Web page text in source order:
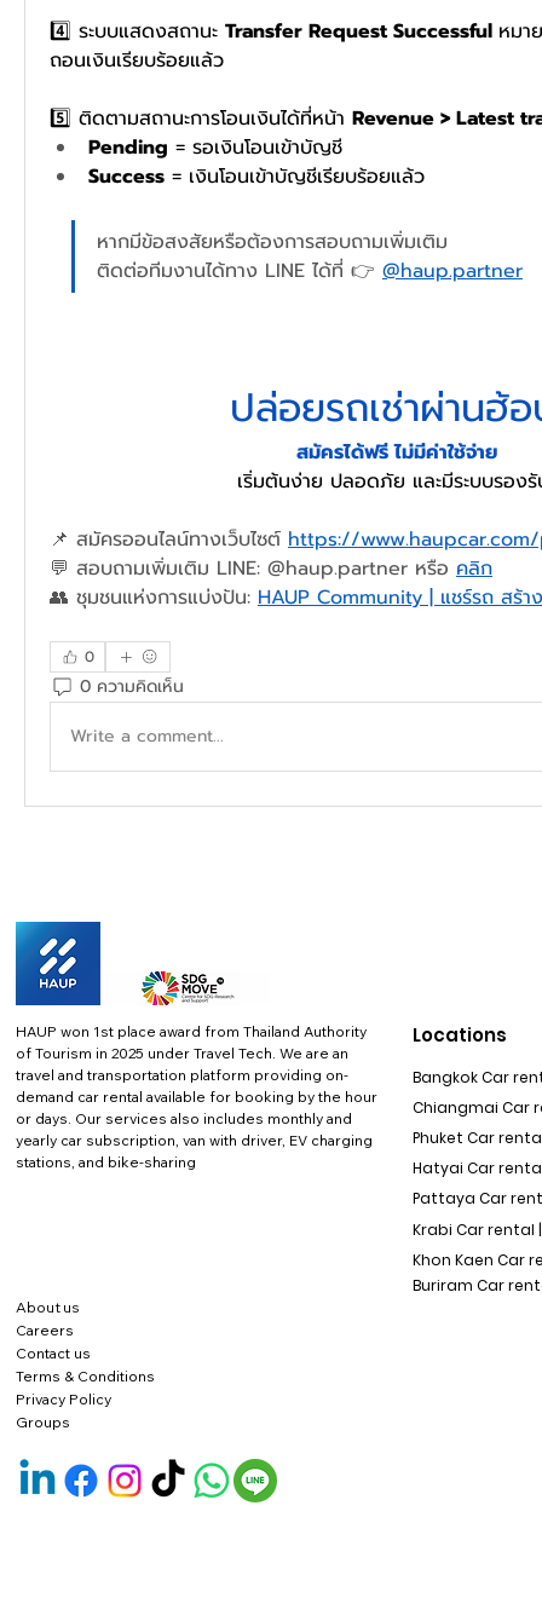
4️⃣ ระบบแสดงสถานะ Transfer Request Successful หมา
ถอนเงินเรียบร้อยแล้ว
5️⃣ ติดตามสถานะการโอนเงินได้ที่หน้า Revenue > Latest
Pending = รอเงินโอนเข้าบัญชี
Success = เงินโอนเข้าบัญชีเรียบร้อยแล้ว
หากมีข้อสงสัยหรือต้องการสอบถามเพิ่มเติม
ติดต่อทีมงานได้ทาง LINE ได้ที่ 👉 @haup.partner
ปล่อยรถเช่าผ่านฮ้
สมัครได้ฟรี ไม่มีค่าใช้จ่าย
เริ่มต้นง่าย ปลอดภัย และมีระบบรอง
📌 สมัครออนไลน์ทางเว็บไซต์ https://
💬 สอบถามเพิ่มเติม LINE: @haup.partner หรือ คลิก
👥 ชุมชนแห่งการแบ่งปัน: HAUP Community | แชร์รถ สร้า
0
0 ความคิดเห็น
Write a comment...
HAUP won 1st place award from Thailand Authority
of Tourism in 2025 under Travel Tech. We are an
travel and transportation platform providing on-
demand car rental available for booking by the hour
or days. Our services also includes monthly and
yearly car subscription, van with driver, EV charging
stations, and bike-sharing
About us
Careers
Contact us
Terms & Conditions
Privacy Policy
Locations
Bangkok Car
Chiangmai Car
Phuket Car rental
Hatyai Car
Pattaya Car
Krabi Car rental |
Khon Kaen Car
Buriram Car
Groups